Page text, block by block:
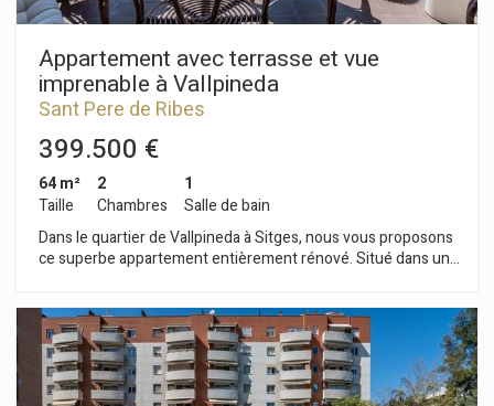
Appartement avec terrasse et vue
imprenable à Vallpineda
Sant Pere de Ribes
399.500 €
64 m²
Taille
2
Chambres
1
Salle de bain
Dans le quartier de Vallpineda à Sitges, nous vous proposons
ce superbe appartement entièrement rénové. Situé dans une
compose d'une pièce de vie comprenant un séjour/salle à
manger donnant sur une terrasse offrant une vue dégagée.
Attenant à cet espace, nous avons une cuisine équipée d'un
bar. L'espace nuit se compose de deux chambres doubles